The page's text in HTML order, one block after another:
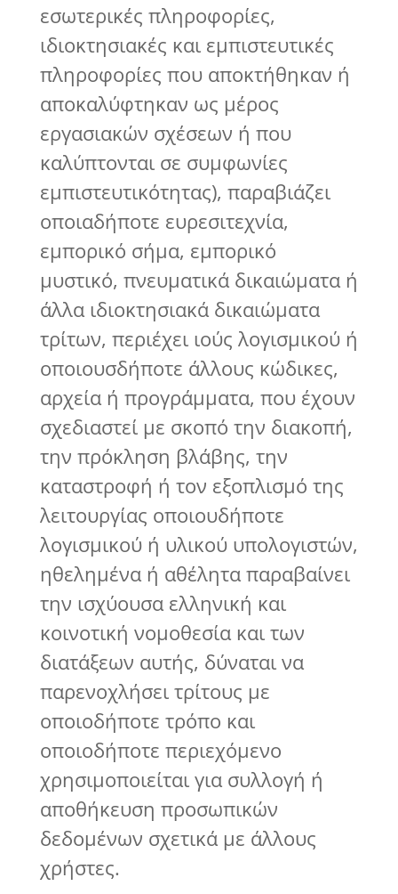
εσωτερικές πληροφορίες,
ιδιοκτησιακές και εμπιστευτικές
πληροφορίες που αποκτήθηκαν ή
αποκαλύφτηκαν ως μέρος
εργασιακών σχέσεων ή που
καλύπτονται σε συμφωνίες
εμπιστευτικότητας), παραβιάζει
οποιαδήποτε ευρεσιτεχνία,
εμπορικό σήμα, εμπορικό
μυστικό, πνευματικά δικαιώματα ή
άλλα ιδιοκτησιακά δικαιώματα
τρίτων, περιέχει ιούς λογισμικού ή
οποιουσδήποτε άλλους κώδικες,
αρχεία ή προγράμματα, που έχουν
σχεδιαστεί με σκοπό την διακοπή,
την πρόκληση βλάβης, την
καταστροφή ή τον εξοπλισμό της
λειτουργίας οποιουδήποτε
λογισμικού ή υλικού υπολογιστών,
ηθελημένα ή αθέλητα παραβαίνει
την ισχύουσα ελληνική και
κοινοτική νομοθεσία και των
διατάξεων αυτής, δύναται να
παρενοχλήσει τρίτους με
οποιοδήποτε τρόπο και
οποιοδήποτε περιεχόμενο
χρησιμοποιείται για συλλογή ή
αποθήκευση προσωπικών
δεδομένων σχετικά με άλλους
χρήστες.